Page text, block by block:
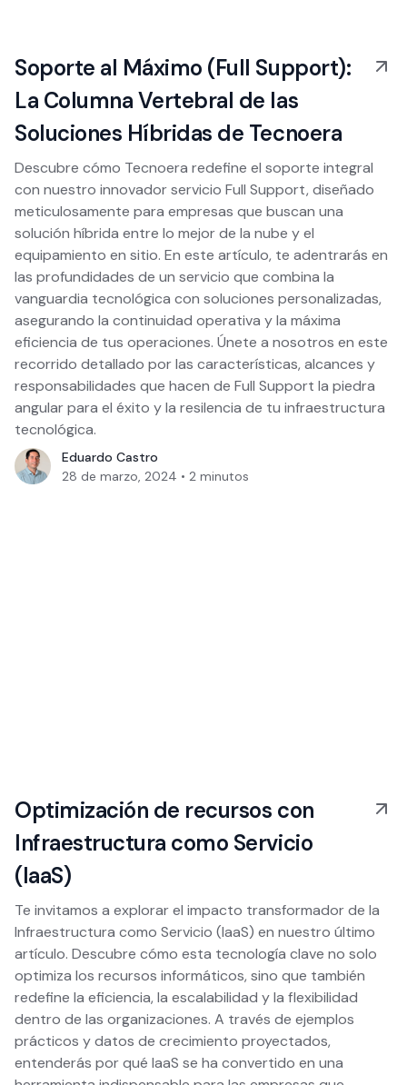
Soporte al Máximo (Full Support):
La Columna Vertebral de las
Soluciones Híbridas de Tecnoera
Descubre cómo Tecnoera redefine el soporte integral
con nuestro innovador servicio Full Support, diseñado
meticulosamente para empresas que buscan una
solución híbrida entre lo mejor de la nube y el
equipamiento en sitio. En este artículo, te adentrarás en
las profundidades de un servicio que combina la
vanguardia tecnológica con soluciones personalizadas,
asegurando la continuidad operativa y la máxima
eficiencia de tus operaciones. Únete a nosotros en este
recorrido detallado por las características, alcances y
responsabilidades que hacen de Full Support la piedra
angular para el éxito y la resilencia de tu infraestructura
tecnológica.
Eduardo Castro
28 de marzo, 2024 • 2 minutos
Optimización de recursos con
Infraestructura como Servicio
(IaaS)
Te invitamos a explorar el impacto transformador de la
Infraestructura como Servicio (IaaS) en nuestro último
artículo. Descubre cómo esta tecnología clave no solo
optimiza los recursos informáticos, sino que también
redefine la eficiencia, la escalabilidad y la flexibilidad
dentro de las organizaciones. A través de ejemplos
prácticos y datos de crecimiento proyectados,
entenderás por qué IaaS se ha convertido en una